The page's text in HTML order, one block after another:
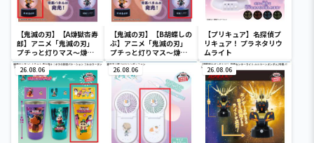
【鬼滅の刃】【A煉獄杏寿
郎】アニメ「鬼滅の刃」
プチっと灯りマス～煉獄
杏寿郎・胡蝶しのぶ～
【鬼滅の刃】【B胡蝶しの
ぶ】アニメ「鬼滅の刃」
プチっと灯りマス～煉獄
杏寿郎・胡蝶しのぶ～
【プリキュア】名探偵プ
リキュア！ プラネタリウ
ムライト
26.08.06 26.08.06 26.08.06